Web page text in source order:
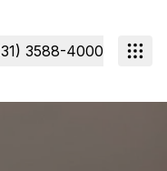
3588-4000